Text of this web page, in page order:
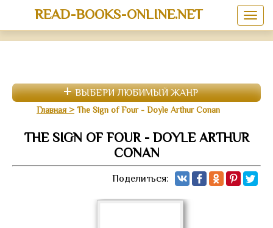
READ-BOOKS-ONLINE.NET
ВЫБЕРИ ЛЮБИМЫЙ ЖАНР
Главная The Sign of Four - Doyle Arthur Conan
THE SIGN OF FOUR - DOYLE ARTHUR
CONAN
Поделиться: